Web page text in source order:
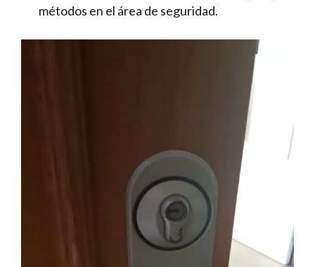
métodos en el área de seguridad.